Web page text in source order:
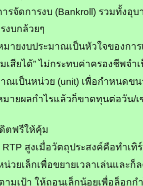
รจัดการงบ (Bankroll) รวมทั้งอุบ
งบกล้วยๆ
มายงบประมาณเป็นหัวใจของกา
เสียได้” ไม่กระทบค่าครองชีพจำ
ณเป็นหน่วย (unit) เพื่อกำหนดข
ายผลกำไรแล้วก็ขาดทุนต่อวัน/เ
ตฟรีให้คุ้ม
RTP สูงเมื่อวัตถุประสงค์คือทำเทิ
วยเล็กเพื่อขยายเวลาเล่นและก็
ามเป้า ให้ถอนเล็กน้อยเพื่อล็อกก